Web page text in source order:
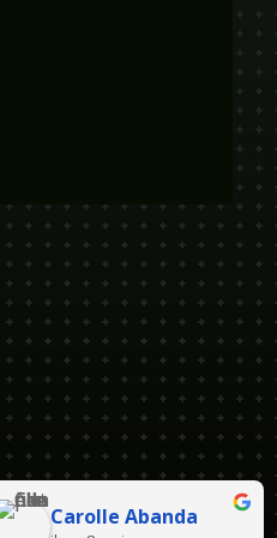
Carolle Abanda